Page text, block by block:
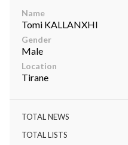
Name
Tomi KALLANXHI
Gender
Male
Location
Tirane
TOTAL NEWS
TOTAL LISTS